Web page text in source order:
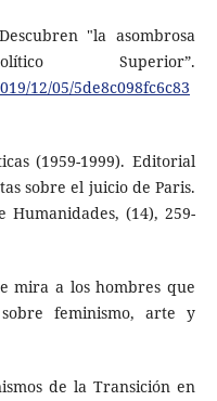
"la asombrosa
Superior”.
12/05/5de8c098fc6c83
(1959-1999). Editorial
sobre el juicio de Paris.
(14), 259-
mira a los hombres que
feminismo, arte y
de la Transición en